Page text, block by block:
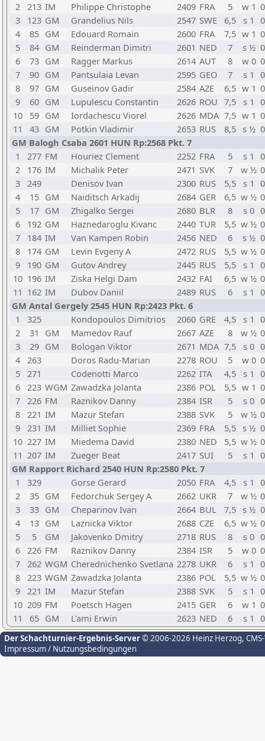
2 213 IM Philippe Christophe 2409 FRA 5 w 1
3
123 GM Grandelius Nils 2547 SWE 6,5 s 1
4
85 GM Edouard Romain 2600 FRA 7,5 w 1
5
84 GM Reinderman Dimitri 2601 NED 7 s ½
6
73 GM Ragger Markus 2614 AUT 8 w 0
7
90 GM Pantsulaia Levan 2595 GEO 7 s 1
8
97 GM Guseinov Gadir 2584 AZE 6,5 w 1
9
60 GM Lupulescu Constantin 2626 ROU 7,5 s 1
10
59 GM Iordachescu Viorel 2626 MDA 7,5 w 1
11
43 GM Potkin Vladimir 2653 RUS 8,5 s ½
GM Balogh Csaba 2601 HUN Rp:2568 Pkt. 7
1
277 FM Houriez Clement 2252 FRA 5 s 1
2
176 IM Michalik Peter 2471 SVK 7 w ½
3 249 Denisov Ivan 2300 RUS 5,5 s 1
4
15 GM Naiditsch Arkadij 2684 GER 6,5 w ½
5
17 GM Zhigalko Sergei 2680 BLR 8 s 0
6
192 GM Haznedaroglu Kivanc 2440 TUR 5,5 w ½
7
184 IM Van Kampen Robin 2456 NED 6 s ½
8
174 GM Levin Evgeny A 2472 RUS 5,5 w ½
9
190 GM Gutov Andrey 2445 RUS 5,5 s 1
10 196 IM Ziska Helgi Dam 2432 FAI 6,5 w ½
11 162 IM Dubov Daniil 2489 RUS 6 s 1
GM Antal Gergely 2545 HUN Rp:2423 Pkt. 6
1
325 Kondopoulos Dimitrios 2060 GRE 4,5 s 1
2
31 GM Mamedov Rauf 2667 AZE 8 w ½
3
29 GM Bologan Viktor 2671 MDA 7,5 s 0
4 263 Doros Radu-Marian 2278 ROU 5 w 0
5 271 Codenotti Marco 2262 ITA 4,5 s 1
6 223 WGM Zawadzka Jolanta 2386 POL 5,5 w 1
7 226 FM Raznikov Danny 2384 ISR 5 s 0
8 221 IM Mazur Stefan 2388 SVK 5 w ½
9 231 IM Milliet Sophie 2369 FRA 5,5 s ½
10 227 IM Miedema David 2380 NED 5,5 w ½
11 207 IM Zueger Beat 2417 SUI 5 s 1
GM Rapport Richard 2540 HUN Rp:2580 Pkt. 7
1
329 Gorse Gerard 2050 FRA 4,5 s 1
2
35 GM Fedorchuk Sergey A 2662 UKR 7 w ½
3
33 GM Cheparinov Ivan 2664 BUL 7,5 s ½
4
13 GM Laznicka Viktor 2688 CZE 6,5 w ½
5
5 GM Jakovenko Dmitry 2718 RUS 8 s 0
6 226 FM Raznikov Danny 2384 ISR 5 w 0
7 262 WGM Cherednichenko Svetlana 2278 UKR 6 s 1
8 223 WGM Zawadzka Jolanta 2386 POL 5,5 w ½
9 221 IM Mazur Stefan 2388 SVK 5 s 1
10 209 FM Poetsch Hagen 2415 GER 6 w 1
11
65 GM L'ami Erwin 2623 NED 6 s 1
Der Schachturnier-Ergebnis-Server© 2006-2026 Heinz Herzog,
Impressum / Nutzungsbedingungen